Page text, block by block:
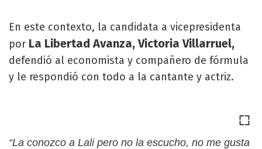
En este contexto, la candidata a vicepresidenta
por La Libertad Avanza, Victoria Villarruel,
defendió al economista y compañero de fórmula
y le respondió con todo a la cantante y actriz.
“La conozco a Lali pero no la escucho, no me gusta